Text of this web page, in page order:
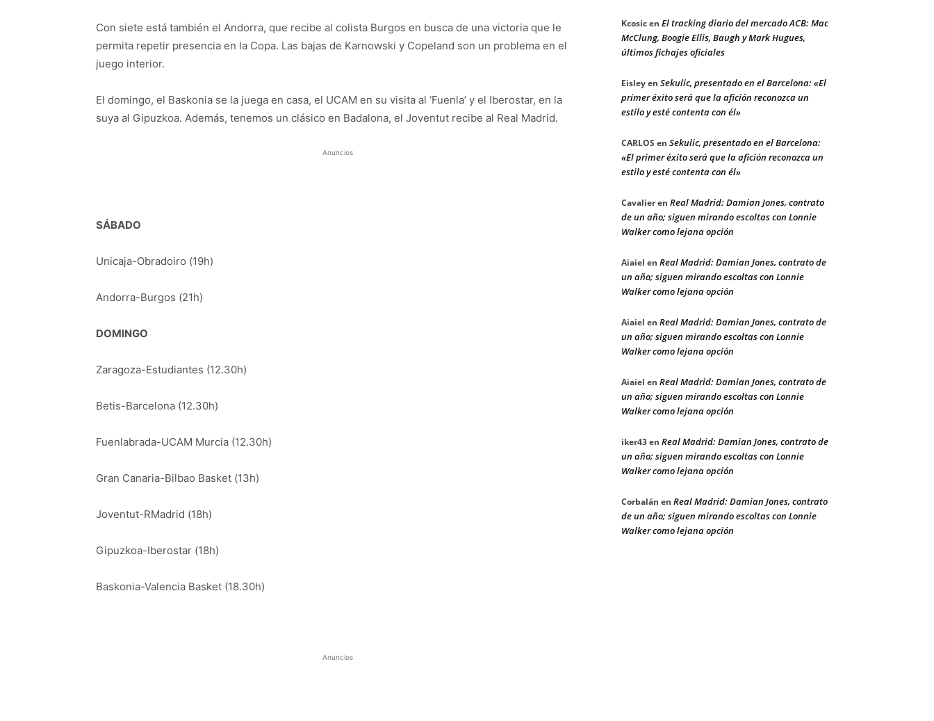
Con siete está también el Andorra, que recibe al colista Burgos en busca de una victoria que le
permita repetir presencia en la Copa. Las bajas de Karnowski y Copeland son un problema en el
juego interior.
El domingo, el Baskonia se la juega en casa, el UCAM en su visita al ‘Fuenla’ y el Iberostar, en la
suya al Gipuzkoa. Además, tenemos un clásico en Badalona, el Joventut recibe al Real Madrid.
Anuncios
SÁBADO
Unicaja-Obradoiro (19h)
Andorra-Burgos (21h)
DOMINGO
Zaragoza-Estudiantes (12.30h)
Betis-Barcelona (12.30h)
Fuenlabrada-UCAM Murcia (12.30h)
Gran Canaria-Bilbao Basket (13h)
Joventut-RMadrid (18h)
Gipuzkoa-Iberostar (18h)
Baskonia-Valencia Basket (18.30h)
Anuncios
Kcosicen El tracking diario del mercado ACB: Mac
McClung, Boogie Ellis, Baugh y Mark Hugues,
últimos fichajes oficiales
Eisleyen Sekulic, presentado en el Barcelona: «El
primer éxito será que la afición reconozca un
estilo y esté contenta con él»
CARLOS en Sekulic, presentado en el Barcelona:
«El primer éxito será que la afición reconozca un
estilo y esté contenta con él»
Cavalieren Real Madrid: Damian Jones, contrato
de un año; siguen mirando escoltas con Lonnie
Walker como lejana opción
Aiaiel en Real Madrid: Damian Jones, contrato de
un año; siguen mirando escoltas con Lonnie
Walker como lejana opción
Aiaiel en Real Madrid: Damian Jones, contrato de
un año; siguen mirando escoltas con Lonnie
Walker como lejana opción
Aiaiel en Real Madrid: Damian Jones, contrato de
un año; siguen mirando escoltas con Lonnie
Walker como lejana opción
iker43en Real Madrid: Damian Jones, contrato de
un año; siguen mirando escoltas con Lonnie
Walker como lejana opción
Corbalán en Real Madrid: Damian Jones, contrato
de un año; siguen mirando escoltas con Lonnie
Walker como lejana opción